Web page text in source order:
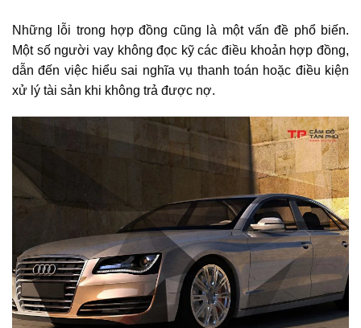
Những lỗi trong hợp đồng cũng là một vấn đề phổ biến.
Một số người vay không đọc kỹ các điều khoản hợp đồng,
dẫn đến việc hiểu sai nghĩa vụ thanh toán hoặc điều kiện
xử lý tài sản khi không trả được nợ.